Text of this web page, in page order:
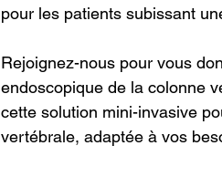
pour les patients subissant
Rejoignez-nous pour vous
endoscopique de la colonne
cette solution mini-invasive
vertébrale, adaptée à vos